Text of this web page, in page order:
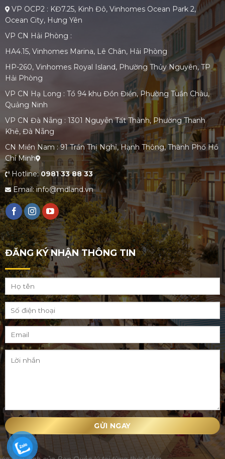
VP OCP2 : KĐ7.25, Kinh Đô, Vinhomes Ocean Park 2,
Ocean City, Hưng Yên
VP CN Hải Phòng :
HA4.15, Vinhomes Marina, Lê Chân, Hải Phòng
HP-260, Vinhomes Royal Island, Phường Thủy Nguyên, TP
Hải Phòng
VP CN Hạ Long : Tổ 94 khu Đồn Điền, Phường Tuần Châu,
Quảng Ninh
VP CN Đà Nẵng : 1301 Nguyễn Tất Thành, Phường Thanh
Khê, Đà Nẵng
CN Miền Nam : 91 Trần Thị Nghỉ, Hạnh Thông, Thành Phố Hồ
Chí Minh
Hotline:0981 33 88 33
Email: info@mdland.vn
ĐĂNG KÝ NHẬN THÔNG TIN